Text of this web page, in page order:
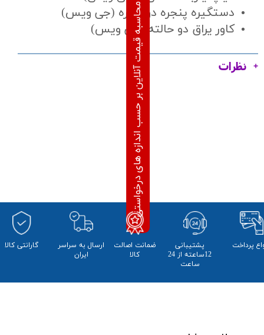
دستگیره پنجره دوجداره (جی ویس)
کاور یراق دو حالته (جی ویس)
نظرات محاسبه قیمت آنلاین بر حسب اندازه های درخواستی
پرداخت
پشتیبانی
12ساعته از 24
ساعت
ضمانت اصالت
کالا
​ارسال به سراسر
ایران
​​گارانتی کالا